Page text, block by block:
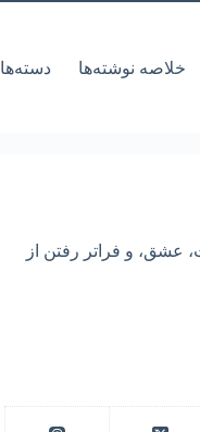
خلاصه نوشته‌ها دسته‌ها
عشق، و فراتر رفتن از